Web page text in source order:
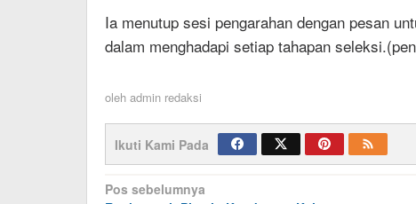
Ia menutup sesi pengarahan dengan pesan
dalam menghadapi setiap tahapan
oleh admin redaksi
Ikuti Kami Pada
Navigasi
Pos sebelumnya